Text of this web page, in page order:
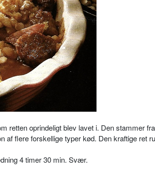
retten oprindeligt blev lavet i. Den stammer fra
af flere forskellige typer kød. Den kraftige ret
4 timer 30 min. Svær.